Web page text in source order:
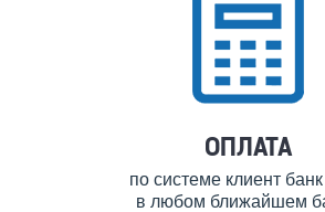
ОПЛАТА
по системе клиент
в любом ближайшем